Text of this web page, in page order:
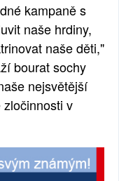
kampaně s
naše hrdiny,
naše děti,"
bourat sochy
nejsvětější
v